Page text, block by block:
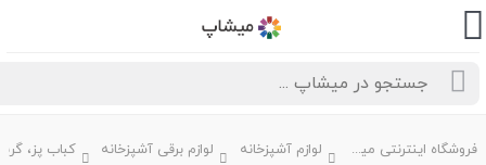
فروشگاه اینترنتی میشاپ لوازم آشپزخانه لوازم برقی آشپزخانه